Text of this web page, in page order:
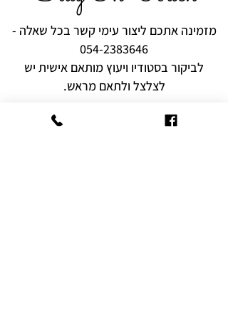
מזמינה אתכם ליצור עימי קשר בכל שאלה -
054-2383646
לביקור בסטודיו ויעוץ מותאם אישית יש
לצלצל ולתאם מראש.
רוצים להיות הראשונים לקבל עידכונים,